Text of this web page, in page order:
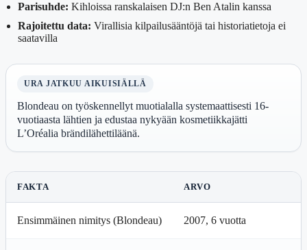
Parisuhde: Kihloissa ranskalaisen DJ:n Ben Atalin kanssa
Rajoitettu data: Virallisia kilpailusääntöjä tai historiatietoja ei
saatavilla
URA JATKUU AIKUISIÄLLÄ
Blondeau on työskennellyt muotialalla systemaattisesti 16-
vuotiaasta lähtien ja edustaa nykyään kosmetiikkajätti
L’Oréalia brändilähettiläänä.
FAKTA ARVO
Ensimmäinen nimitys (Blondeau) 2007, 6 vuotta